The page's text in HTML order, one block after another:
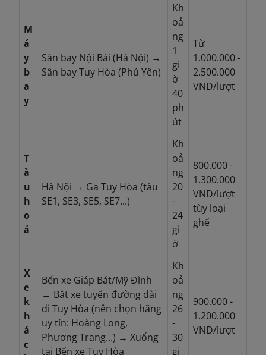
M
á
y
b
a
y
Sân bay Nội Bài (Hà Nội) →
Sân bay Tuy Hòa (Phú Yên)
Kh
oả
ng
1
gi
ờ
40
ph
út
Từ
1.000.000 -
2.500.000
VND/lượt
T
à
u
h
o
ả
Hà Nội → Ga Tuy Hòa (tàu
SE1, SE3, SE5, SE7...)
Kh
oả
ng
20
-
24
gi
ờ
800.000 -
1.300.000
VND/lượt
tùy loại
ghế
X
e
k
h
á
c
Bến xe Giáp Bát/Mỹ Đình
→ Bắt xe tuyến đường dài
đi Tuy Hòa (nên chọn hãng
uy tín: Hoàng Long,
Phương Trang...) → Xuống
tại Bến xe Tuy Hòa
Kh
oả
ng
26
-
30
gi
900.000 -
1.200.000
VND/lượt